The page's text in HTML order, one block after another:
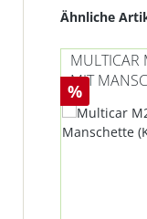
Ähnliche
Rabatt
%
MULTICAR
MIT